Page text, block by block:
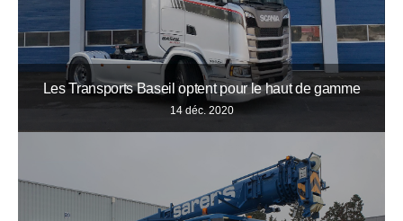
Les Transports Baseil optent pour le haut de gamme
14 déc. 2020